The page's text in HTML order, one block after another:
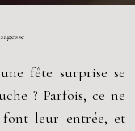
fête surprise se
? Parfois, ce ne
font leur entrée, et